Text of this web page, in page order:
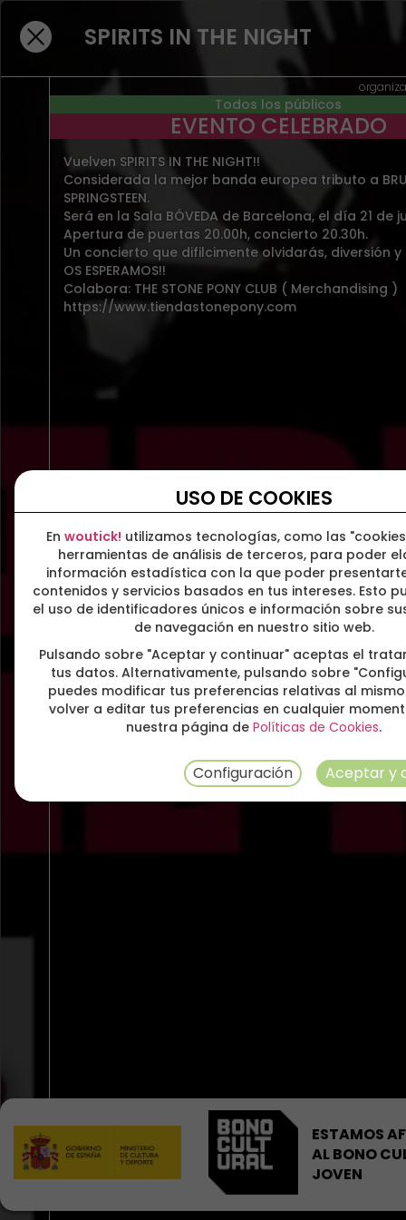
SPIRITS IN THE NIGHT
Todos los públicos
EVENTO CELEBRADO
Vuelven SPIRITS IN THE NIGHT!!
Considerada la mejor banda europea tributo a
SPRINGSTEEN.
Será en la Sala BÓVEDA de Barcelona, el día 21 de
Apertura de puertas 20.00h, concierto 20.30h.
Un concierto que difilcimente olvidarás, diversión
OS ESPERAMOS!!
Colabora: THE STONE PONY CLUB ( Merchandising )
https://www.tiendastonepony.com
ESTAMOS
AL BONO
JOVEN
USO DE COOKIES
En woutick! utilizamos tecnologías, como las
herramientas de análisis de terceros, para poder
información estadística con la que poder
contenidos y servicios basados en tus intereses. Esto
el uso de identificadores únicos e información sobre
de navegación en nuestro sitio web.
Pulsando sobre "Aceptar y continuar" aceptas el
tus datos. Alternativamente, pulsando sobre
puedes modificar tus preferencias relativas al
volver a editar tus preferencias en cualquier
nuestra página de Políticas de Cookies.
Configuración Aceptar y
NO HAY RESULTADOS PARA
EVENTOS PRESENCIALES
BUSCAR EN EVENTOS EN STREAMING